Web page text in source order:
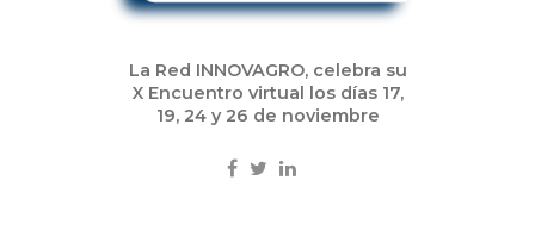
La Red INNOVAGRO, celebra su
X Encuentro virtual los días 17,
19, 24 y 26 de noviembre